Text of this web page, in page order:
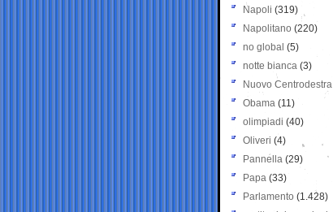
Napoli (319)
Napolitano (220)
no global (5)
notte bianca (3)
Nuovo Centrodestra
Obama (11)
olimpiadi (40)
Oliveri (4)
Pannella (29)
Papa (33)
Parlamento (1.428)